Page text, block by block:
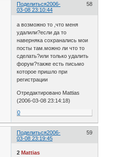
Поделиться 58
2006-
03-08 23:10:44
а возможно то ,что меня
удалили?если да то
наверняка сохранались мои
посты там.можно ли что то
сделать?или только удалить
форум?также есть письмо
которое пришло при
регистрации
Отредактировано Mattias
(2006-03-08 23:14:18)
0
Поделиться 59
2006-
03-08 23:19:45
2Mattias